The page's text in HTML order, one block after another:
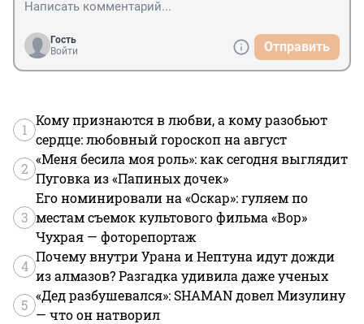
Гость
Войти
Отправить
1
Кому признаются в любви, а кому разобьют
сердце: любовный гороскоп на август
2
«Меня бесила моя роль»: как сегодня выглядит
Пуговка из «Папиных дочек»
3
Его номинировали на «Оскар»: гуляем по
местам съемок культового фильма «Вор»
Чухрая — фоторепортаж
4
Почему внутри Урана и Нептуна идут дожди
из алмазов? Разгадка удивила даже ученых
5
«Дед разбушевался»: SHAMAN довел Мизулину
— что он натворил